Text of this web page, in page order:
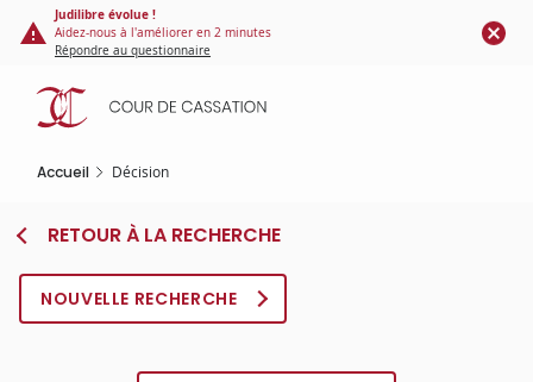
Panneau de gestion des cookies
contenu
principal
Judilibre évolue !
Aidez-nous à l'améliorer en 2 minutes
Répondre au questionnaire
Accueil Décision
RETOUR À LA RECHERCHE
NOUVELLE RECHERCHE